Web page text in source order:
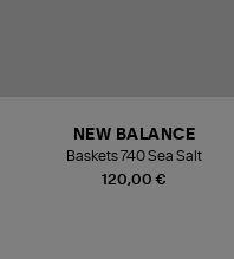
120,00 €
NEW BALANCE
Baskets 740 Sea Salt